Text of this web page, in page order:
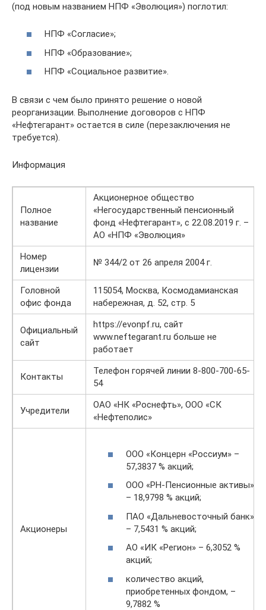
(под новым названием НПФ «Эволюция») поглотил:
НПФ «Согласие»;
НПФ «Образование»;
НПФ «Социальное развитие».
В связи с чем было принято решение о новой
реорганизации. Выполнение договоров с НПФ
«Нефтегарант» остается в силе (перезаключения не
требуется).
Информация
Полное
название
Акционерное общество
«Негосударственный пенсионный
фонд «Нефтегарант», с 22.08.2019 г. –
АО «НПФ «Эволюция»
Номер
лицензии
№ 344/2 от 26 апреля 2004 г.
Головной
офис фонда
115054, Москва, Космодамианская
набережная, д. 52, стр. 5
Официальный
сайт
https://evonpf.ru, сайт
www.neftegarant.ru больше не
работает
Контакты
Телефон горячей линии 8-800-700-65-
54
Учредители
ОАО «НК «Роснефть», ООО «СК
«Нефтеполис»
Акционеры
ООО «Концерн «Россиум» –
57,3837 % акций;
ООО «РН-Пенсионные активы»
– 18,9798 % акций;
ПАО «Дальневосточный банк»
– 7,5431 % акций;
АО «ИК «Регион» – 6,3052 %
акций;
количество акций,
приобретенных фондом, –
9,7882 %